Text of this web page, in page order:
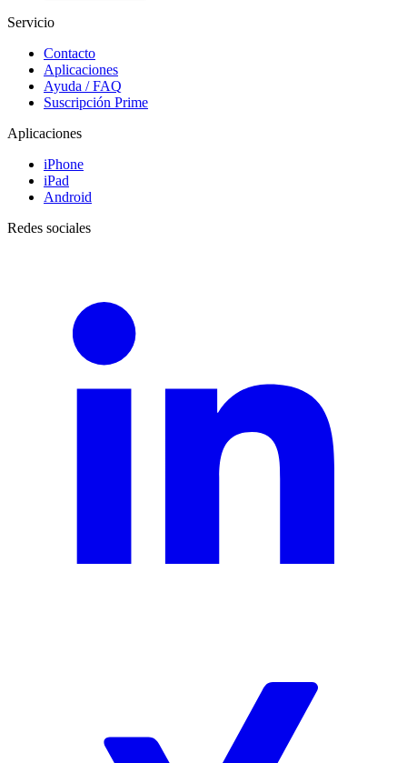
Servicio
Contacto
Aplicaciones
Ayuda / FAQ
Suscripción Prime
Aplicaciones
iPhone
iPad
Android
Redes sociales